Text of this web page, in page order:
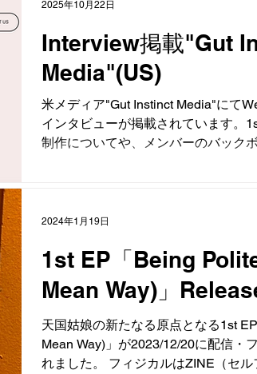
Interview掲載"Gut
Media"(US)
米メディア"Gut Instinct Media"にて
インタビューが掲載されています。
制作についてや、メンバーのバック
summerhits
2025年10月22日
1st EP「Being
Mean Way)」
天国姑娘の新たなる原点となる1st
Mean Way)」が2023/12/20に配信・
れました。 フィジカルはZINE（セ
2024年1月19日